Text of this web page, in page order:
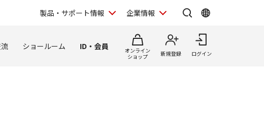
製品・サポート情報 企業情報
ショールーム ID・会員
オンライン
ショップ
新規登録 ログイン